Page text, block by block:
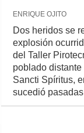
ENRIQUE OJITO
Dos heridos se
explosión
del Taller
poblado
Sancti Spíritus,
sucedió